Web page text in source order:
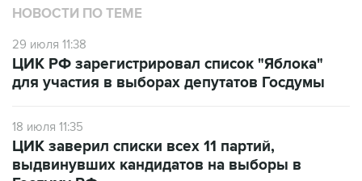
НОВОСТИ ПО ТЕМЕ
29 июля 11:38
ЦИК РФ зарегистрировал список "Яблока"
для участия в выборах депутатов Госдумы
18 июля 11:35
ЦИК заверил списки всех 11 партий,
выдвинувших кандидатов на выборы в